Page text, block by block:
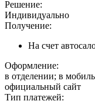
Решение:
Индивидуально
Получение:
На счет
Оформление:
в отделении; в
официальный сайт
Тип платежей: